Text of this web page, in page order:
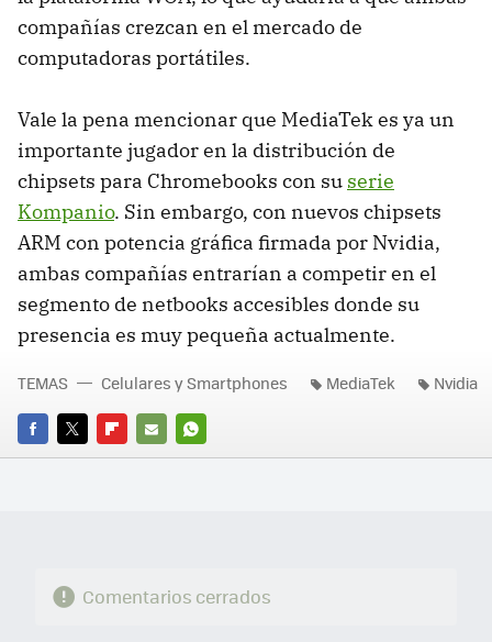
compañías crezcan en el mercado de
computadoras portátiles.
Vale la pena mencionar que MediaTek es ya un
importante jugador en la distribución de
chipsets para Chromebooks con su serie
Kompanio. Sin embargo, con nuevos chipsets
ARM con potencia gráfica firmada por Nvidia,
ambas compañías entrarían a competir en el
segmento de netbooks accesibles donde su
presencia es muy pequeña actualmente.
FACEBOOK
TWITTERFLIPBOARD
E-
WHATSAPP
TEMAS Celulares y Smartphones MediaTek Nvidia
Comentarios cerrados